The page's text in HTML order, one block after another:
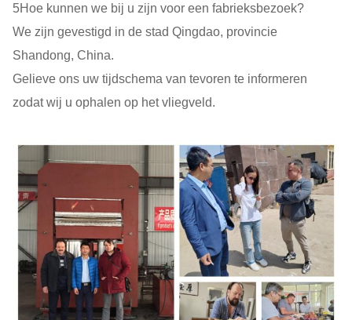
5Hoe kunnen we bij u zijn voor een fabrieksbezoek?
We zijn gevestigd in de stad Qingdao, provincie
Shandong, China.
Gelieve ons uw tijdschema van tevoren te informeren
zodat wij u ophalen op het vliegveld.